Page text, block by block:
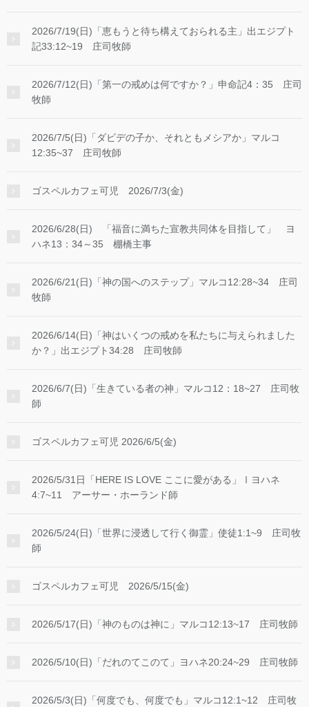
2026/7/19(日)「恵もうと待ち構えておられる主」出エジプト
記33:12~19 庄司牧師
2026/7/12(日)「第一の戒めは何ですか？」申命記4：35 庄司
牧師
2026/7/5(日)「ダビデの子か、それともメシアか」マルコ
12:35~37 庄司牧師
ゴスペルカフェ可児 2026/7/3(金)
2026/6/28(日) 「福音に満ちた宣教共同体を目指して」 ヨ
ハネ13：34～35 棚橋主事
2026/6/21(日)「神の国へのステップ」マルコ12:28~34 庄司
牧師
2026/6/14(日)「神はいくつの戒めを私たちに与えられました
か？」出エジプト34:28 庄司牧師
2026/6/7(日)「生きている者の神」マルコ12：18~27 庄司牧
師
ゴスペルカフェ可児 2026/6/5(金)
2026/5/31日「HERE IS LOVE ここに愛がある」Ⅰヨハネ
4:7~11 アーサー・ホーランド師
2026/5/24(日)「世界に浸透して行く御霊」使徒1:1~9 庄司牧
師
ゴスペルカフェ可児 2026/5/15(金)
2026/5/17(日)「神のものは神に」マルコ12:13~17 庄司牧師
2026/5/10(日)「だれのてこのて」ヨハネ20:24~29 庄司牧師
2026/5/3(日)「何度でも、何度でも」マルコ12:1~12 庄司牧